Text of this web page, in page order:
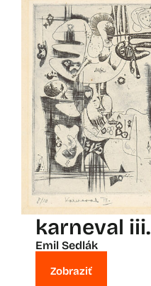
karneval iii.
Emil Sedlák
Zobraziť